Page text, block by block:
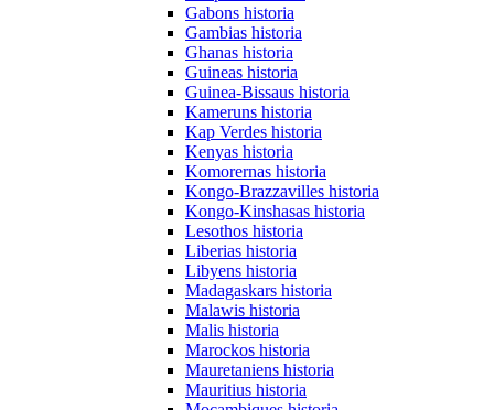
Gabons historia
Gambias historia
Ghanas historia
Guineas historia
Guinea-Bissaus historia
Kameruns historia
Kap Verdes historia
Kenyas historia
Komorernas historia
Kongo-Brazzavilles historia
Kongo-Kinshasas historia
Lesothos historia
Liberias historia
Libyens historia
Madagaskars historia
Malawis historia
Malis historia
Marockos historia
Mauretaniens historia
Mauritius historia